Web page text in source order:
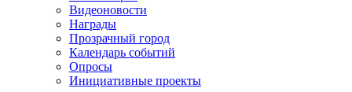
Видеоновости
Награды
Прозрачный город
Календарь событий
Опросы
Инициативные проекты